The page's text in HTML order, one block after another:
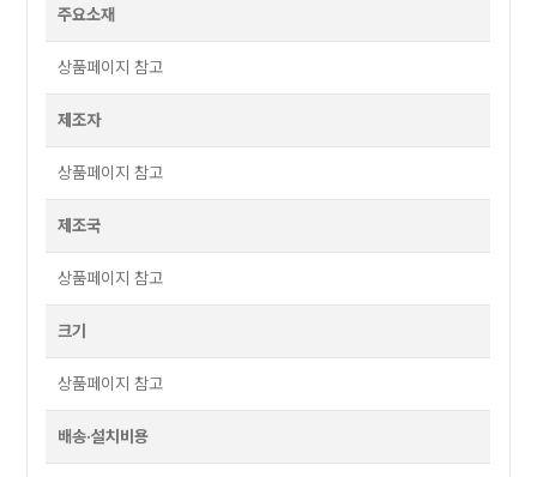
주요소재
상품페이지 참고
제조자
상품페이지 참고
제조국
상품페이지 참고
크기
상품페이지 참고
배송·설치비용